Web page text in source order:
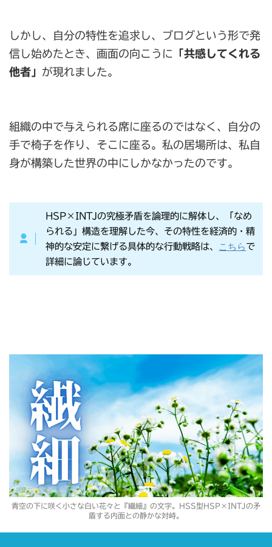
しかし、自分の特性を追求し、ブログという形で発
信し始めたとき、画面の向こうに
「共感してくれる
他者」 が現れました。
組織の中で与えられる席に座るのではなく、自分の
手で椅子を作り、そこに座る。私の居場所は、私自
身が構築した世界の中にしかなかったのです。
HSP×INTJの究極矛盾を論理的に解体し、「なめ
られる」構造を理解した今、その特性を経済的・精
神的な安定に繋げる具体的な行動戦略は、
こちら で
詳細に論じています。
青空の下に咲く小さな白い花々と『繊細』の文字。HSS型HSP×INTJの矛
盾する内面との静かな対峙。